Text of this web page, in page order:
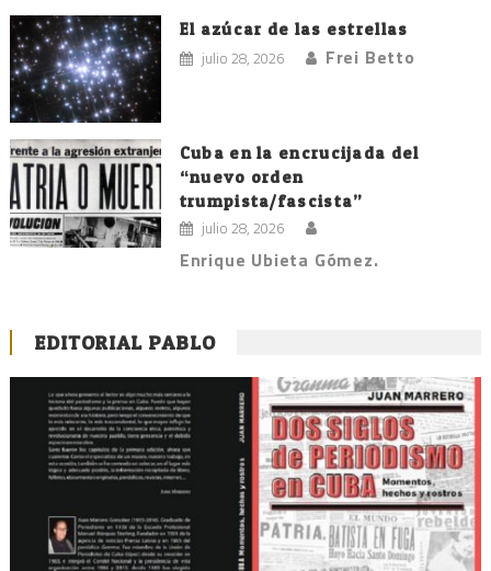
El azúcar de las estrellas
julio 28, 2026 Frei Betto
Cuba en la encrucijada del
“nuevo orden
trumpista/fascista”
julio 28, 2026
Enrique Ubieta Gómez.
EDITORIAL PABLO